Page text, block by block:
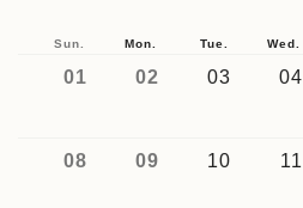
Sun. Mon. Tue. Wed.
01 02 03 04
08 09 10 11